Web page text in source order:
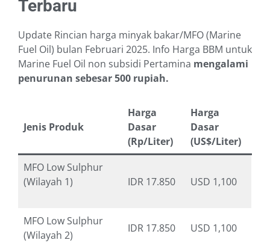
Terbaru
Update Rincian harga minyak bakar/MFO (Marine
Fuel Oil) bulan Februari 2025. Info Harga BBM untuk
Marine Fuel Oil non subsidi Pertamina mengalami
penurunan sebesar 500 rupiah.
Jenis Produk
Harga
Dasar
(Rp/Liter)
Harga
Dasar
(US$/Liter)
MFO Low Sulphur
(Wilayah 1)
IDR 17.850 USD 1,100
MFO Low Sulphur
(Wilayah 2)
IDR 17.850 USD 1,100